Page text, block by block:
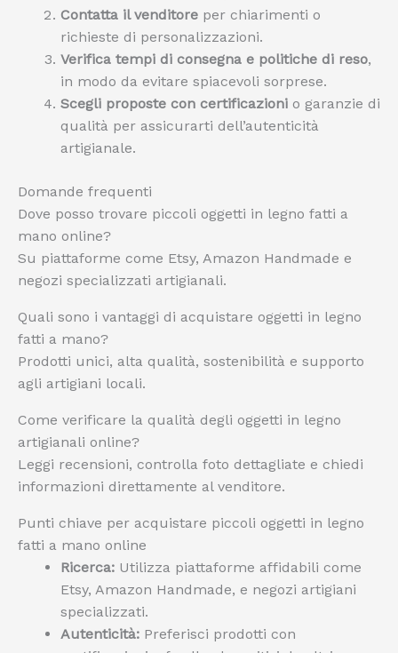
Contatta il venditore per chiarimenti o
richieste di personalizzazioni.
Verifica tempi di consegna e politiche di reso,
in modo da evitare spiacevoli sorprese.
Scegli proposte con certificazioni o garanzie di
qualità per assicurarti dell’autenticità
artigianale.
Domande frequenti
Dove posso trovare piccoli oggetti in legno fatti a
mano online?
Su piattaforme come Etsy, Amazon Handmade e
negozi specializzati artigianali.
Quali sono i vantaggi di acquistare oggetti in legno
fatti a mano?
Prodotti unici, alta qualità, sostenibilità e supporto
agli artigiani locali.
Come verificare la qualità degli oggetti in legno
artigianali online?
Leggi recensioni, controlla foto dettagliate e chiedi
informazioni direttamente al venditore.
Punti chiave per acquistare piccoli oggetti in legno
fatti a mano online
Ricerca: Utilizza piattaforme affidabili come
Etsy, Amazon Handmade, e negozi artigiani
specializzati.
Autenticità: Preferisci prodotti con